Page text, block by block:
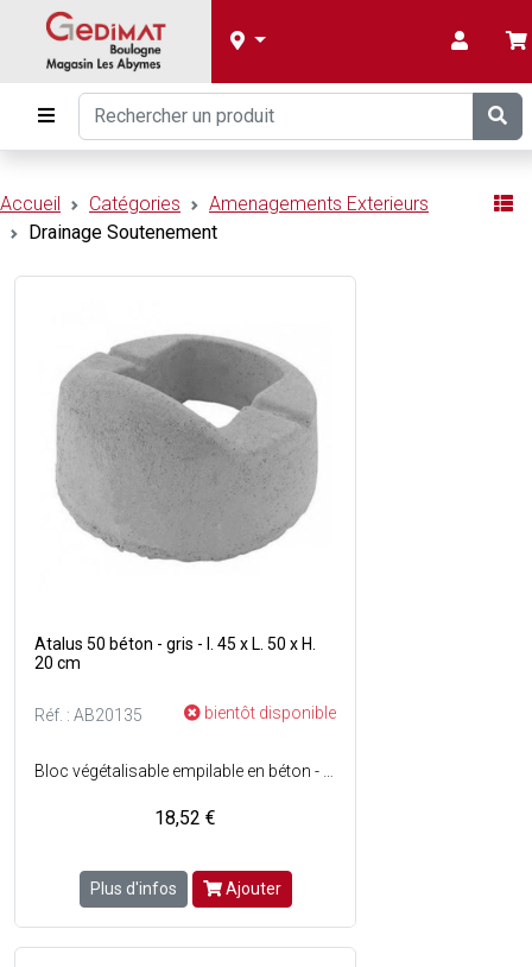
Accueil Catégories
Amenagements Exterieurs
Drainage Soutenement
Atalus 50 béton - gris - l. 45 x L. 50 x H.
20 cm
Réf. : AB20135 bientôt disponible
18,52 €
Plus d'infos Ajouter